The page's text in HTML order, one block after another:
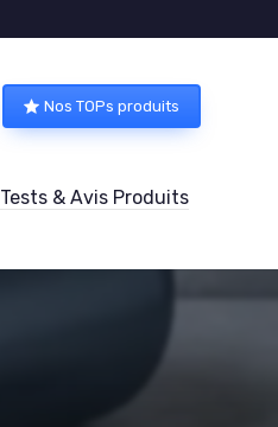
Nos TOPs produits
Tests & Avis Produits